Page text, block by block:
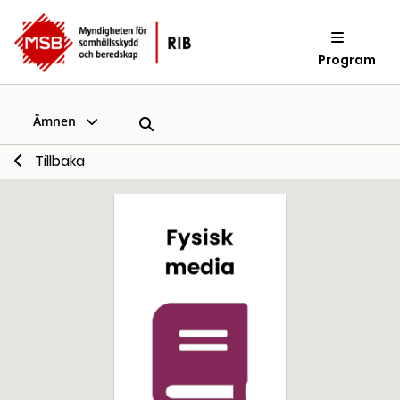
Program
Ämnen
Tillbaka